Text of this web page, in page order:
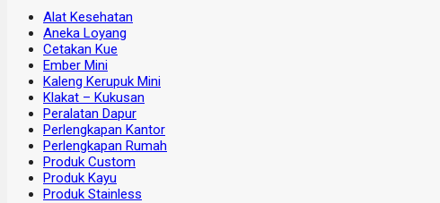
Alat Kesehatan
Aneka Loyang
Cetakan Kue
Ember Mini
Kaleng Kerupuk Mini
Klakat – Kukusan
Peralatan Dapur
Perlengkapan Kantor
Perlengkapan Rumah
Produk Custom
Produk Kayu
Produk Stainless